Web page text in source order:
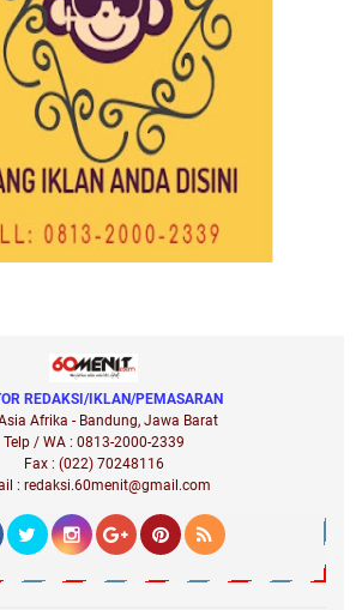
REDAKSI/IKLAN/PEMASARAN
Afrika - Bandung, Jawa Barat
Telp / WA : 0813-2000-2339
Fax : (022) 70248116
: redaksi.60menit@gmail.com